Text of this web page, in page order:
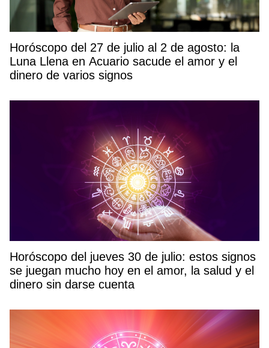
Horóscopo del 27 de julio al 2 de agosto: la
Luna Llena en Acuario sacude el amor y el
dinero de varios signos
Horóscopo del jueves 30 de julio: estos signos
se juegan mucho hoy en el amor, la salud y el
dinero sin darse cuenta